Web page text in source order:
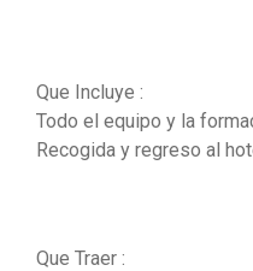
Que Incluye :
Todo el equipo y la
Recogida y regreso al
Que Traer :